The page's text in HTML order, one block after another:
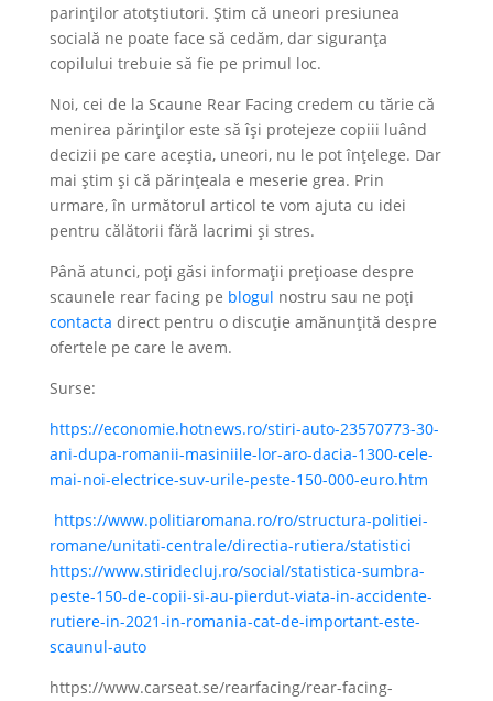
parinților atotștiutori. Știm că uneori presiunea
socială ne poate face să cedăm, dar siguranța
copilului trebuie să fie pe primul loc.
Noi, cei de la Scaune Rear Facing credem cu tărie că
menirea părinților este să își protejeze copiii luând
decizii pe care aceștia, uneori, nu le pot înțelege. Dar
mai știm și că părințeala e meserie grea. Prin
urmare, în următorul articol te vom ajuta cu idei
pentru călătorii fără lacrimi și stres.
Până atunci, poți găsi informații prețioase despre
scaunele rear facing pe blogul nostru sau ne poți
contacta direct pentru o discuție amănunțită despre
ofertele pe care le avem.
Surse:
https://economie.hotnews.ro/stiri-auto-23570773-30-
ani-dupa-romanii-masiniile-lor-aro-dacia-1300-cele-
mai-noi-electrice-suv-urile-peste-150-000-euro.htm
https://www.politiaromana.ro/ro/structura-politiei-
romane/unitati-centrale/directia-rutiera/statistici
https://www.stiridecluj.ro/social/statistica-sumbra-
peste-150-de-copii-si-au-pierdut-viata-in-accidente-
rutiere-in-2021-in-romania-cat-de-important-este-
scaunul-auto
https://www.carseat.se/rearfacing/rear-facing-